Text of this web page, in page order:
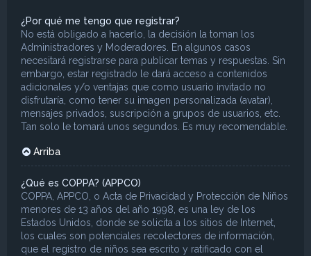
¿Por qué me tengo que registrar?
No está obligado a hacerlo, la decisión la toman los
Administradores y Moderadores. En algunos casos
necesitará registrarse para publicar temas y respuestas. Sin
embargo, estar registrado le dará acceso a contenidos
adicionales y/o ventajas que como usuario invitado no
disfrutaría, como tener su imagen personalizada (avatar),
mensajes privados, suscripción a grupos de usuarios, etc.
Tan solo le tomará unos segundos. Es muy recomendable.
Arriba
¿Qué es COPPA? (APPCO)
COPPA, APPCO, o Acta de Privacidad y Protección de Niños
menores de 13 años del año 1998, es una ley de los
Estados Unidos, donde se solicita a los sitios de Internet,
los cuales son potenciales recolectores de información,
que el registro de niños sea escrito y ratificado con el